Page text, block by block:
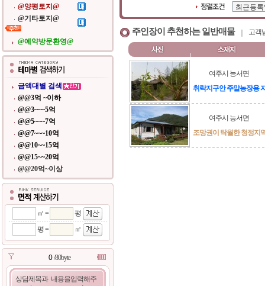
@양평토지@
@기타토지@
@예약방문환영@
금액대별 검색
@@3억 ~이하
@@3~~~5억
@@5~~~7억
@@7~~~10억
@@10~~15억
@@15~~20억
@@20억~이상
㎡ =
평
평 =
㎡
/80byte
주인장이 추천하는 일반매물 고객
여주시 능서면
취락지구안 주말농장용
여주시 능서면
조망권이 탁월한 청정지